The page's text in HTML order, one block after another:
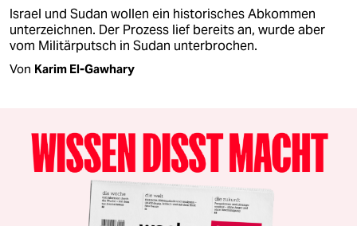
Israel und Sudan wollen ein historisches Abkommen
unterzeichnen. Der Prozess lief bereits an, wurde aber
vom Militärputsch in Sudan unterbrochen.
Von Karim El-Gawhary